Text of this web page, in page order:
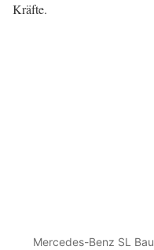
Kräfte.
Mercedes-Benz SL